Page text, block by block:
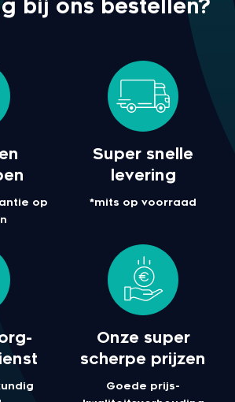
bij ons bestellen?
op
Super snelle
levering
*mits op voorraad
Onze super
scherpe prijzen
Goede prijs-